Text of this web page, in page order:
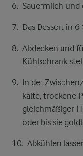
Sauermilch und
Das Dessert in
Abdecken und
Kühlschrank
In der
kalte, trockene
gleichmäßiger
oder bis sie
Abkühlen